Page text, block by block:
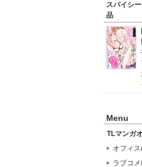
スパイシ
品
Menu
TLマンガ
オフィ
ラブコ